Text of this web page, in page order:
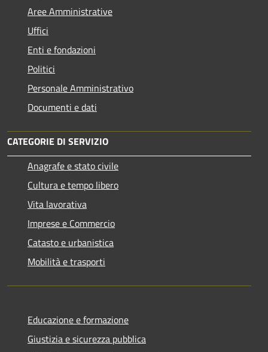
Aree Amministrative
Uffici
Enti e fondazioni
Politici
Personale Amministrativo
Documenti e dati
CATEGORIE DI SERVIZIO
Anagrafe e stato civile
Cultura e tempo libero
Vita lavorativa
Imprese e Commercio
Catasto e urbanistica
Mobilità e trasporti
Educazione e formazione
Giustizia e sicurezza pubblica